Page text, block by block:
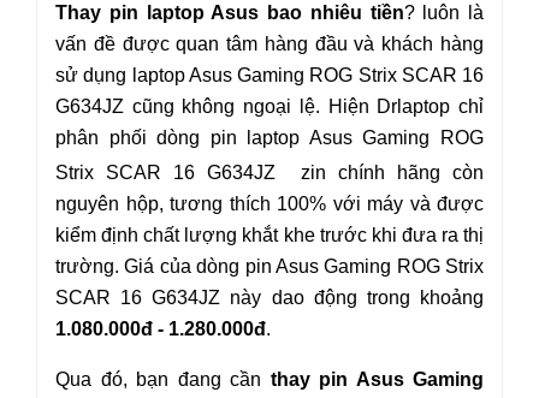
Thay pin laptop Asus bao nhiêu tiền? luôn là
vấn đề được quan tâm hàng đầu và khách hàng
sử dụng laptop Asus Gaming ROG Strix SCAR 16
G634JZ cũng không ngoại lệ. Hiện Drlaptop chỉ
phân phối dòng pin laptop AsusGaming ROG
Strix SCAR 16 G634JZ
zin chính hãng còn
nguyên hộp, tương thích 100% với máy và được
kiểm định chất lượng khắt khe trước khi đưa ra thị
trường. Giá của dòng pin AsusGaming ROG Strix
SCAR 16 G634JZ này dao động trong khoảng
1.080.000đ - 1.280.000đ.
Qua đó, bạn đang cần thay pin Asus Gaming